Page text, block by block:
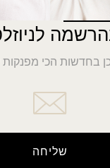
על כל
בחדשות הכי